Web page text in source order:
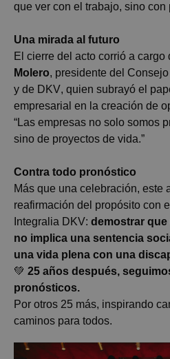
que ver con el trabajo, sino con
Una mirada al futuro
El cierre del acto corrió a cargo
Molero, presidente del
y de DKV, quien subrayó el
empresarial en la creación de
“Las empresas no solo somos
sino de proyectos de vida.”
Contra todo pronóstico
Más que una celebración, este
reafirmación del propósito con
Integralia DKV: demostrar que
no impl ica una sentencia
una vida plena con una
💚 25 años después,
pronósticos.
Por otros 25 más, inspirando
caminos para todos.